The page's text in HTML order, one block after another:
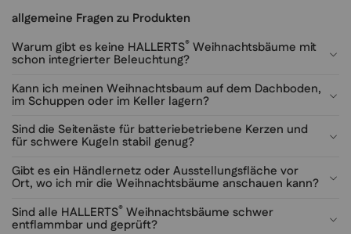
allgemeine Fragen zu Produkten
Warum gibt es keine HALLERTS® Weihnachtsbäume mit
schon integrierter Beleuchtung?
Kann ich meinen Weihnachtsbaum auf dem Dachboden,
im Schuppen oder im Keller lagern?
Sind die Seitenäste für batteriebetriebene Kerzen und
für schwere Kugeln stabil genug?
Gibt es ein Händlernetz oder Ausstellungsfläche vor
Ort, wo ich mir die Weihnachtsbäume anschauen kann?
Sind alle HALLERTS® Weihnachtsbäume schwer
entflammbar und geprüft?